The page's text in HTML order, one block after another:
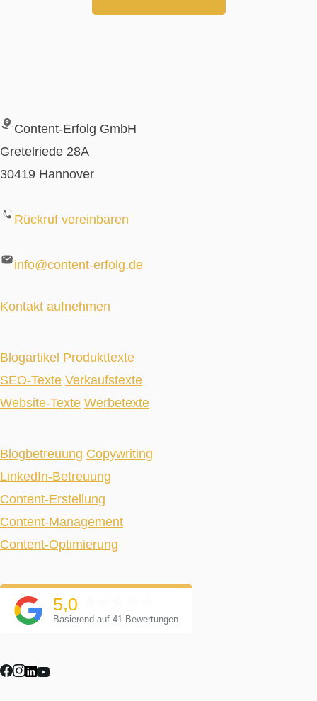
Content-Erfolg GmbH
Gretelriede 28A
30419 Hannover
Rückruf vereinbaren
info@content-erfolg.de
Kontakt aufnehmen
Blogartikel Produkttexte
SEO-Texte Verkaufstexte
Website-Texte Werbetexte
Blogbetreuung Copywriting
LinkedIn-Betreuung
Content-Erstellung
Content-Management
Content-Optimierung
5,0
Basierend auf 41 Bewertungen